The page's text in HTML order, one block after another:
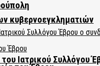
Ιατρικού Συλλόγου
κυβερνοεγκληματιών